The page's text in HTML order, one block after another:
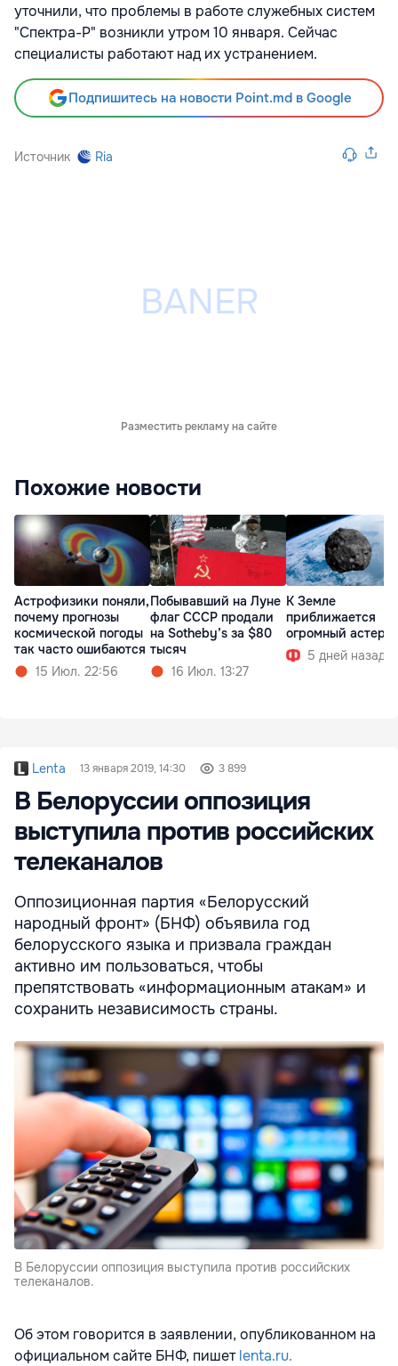
уточнили, что проблемы в работе служебных систем
"Спектра-Р" возникли утром 10 января. Сейчас
специалисты работают над их устранением.
Подпишитесь на новости Point.md в Google
Источник Ria
Разместить рекламу на сайте
Похожие новости
Астрофизики поняли,
почему прогнозы
космической погоды
так часто ошибаются
15 Июл. 22:56
Побывавший на Луне
флаг СССР продали
на Sotheby’s за $80
тысяч
16 Июл. 13:27
К Земле
приближается
огромный
5 дней назад
Lenta 13 января 2019, 14:30 3 899
В Белоруссии оппозиция
выступила против российских
телеканалов
Оппозиционная партия «Белорусский
народный фронт» (БНФ) объявила год
белорусского языка и призвала граждан
активно им пользоваться, чтобы
препятствовать «информационным атакам» и
сохранить независимость страны.
В Белоруссии оппозиция выступила против российских
телеканалов.
Об этом говорится в заявлении, опубликованном на
официальном сайте БНФ, пишетlenta.ru.